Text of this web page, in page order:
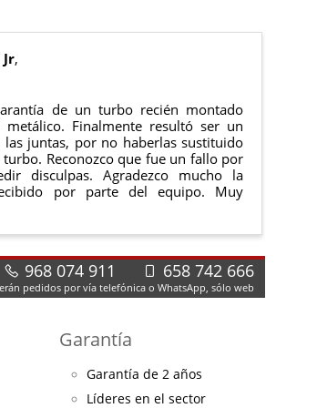
Jr,
de un turbo recién montado
Finalmente resultó ser un
juntas, por no haberlas sustituido
Reconozco que fue un fallo por
disculpas. Agradezco mucho la
por parte del equipo. Muy
968 074 911 658 742 666
pedidos por vía telefónica o WhatsApp, sólo web
Garantía
Garantía de 2 años
Líderes en el sector